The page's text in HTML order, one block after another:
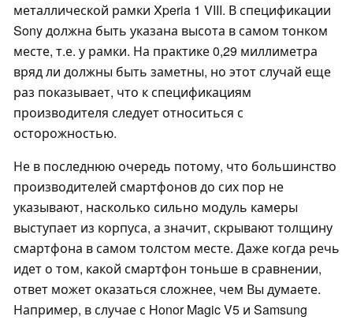
металлической рамки Xperia 1 VIII. В спецификации
Sony должна быть указана высота в самом тонком
месте, т.е. у рамки. На практике 0,29 миллиметра
вряд ли должны быть заметны, но этот случай еще
раз показывает, что к спецификациям
производителя следует относиться с
осторожностью.
Не в последнюю очередь потому, что большинство
производителей смартфонов до сих пор не
указывают, насколько сильно модуль камеры
выступает из корпуса, а значит, скрывают толщину
смартфона в самом толстом месте. Даже когда речь
идет о том, какой смартфон тоньше в сравнении,
ответ может оказаться сложнее, чем Вы думаете.
Например, в случае с Honor Magic V5 и Samsung